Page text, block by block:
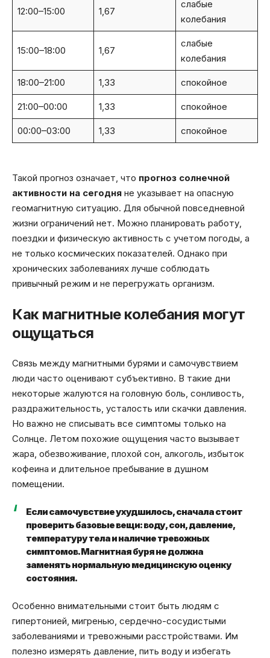
12:00–15:00 1,67
слабые
колебания
15:00–18:00 1,67
слабые
колебания
18:00–21:00 1,33 спокойное
21:00–00:00 1,33 спокойное
00:00–03:00 1,33 спокойное
Такой прогноз означает, что прогноз солнечной
активности на сегодня не указывает на опасную
геомагнитную ситуацию. Для обычной повседневной
жизни ограничений нет. Можно планировать работу,
поездки и физическую активность с учетом погоды, а
не только космических показателей. Однако при
хронических заболеваниях лучше соблюдать
привычный режим и не перегружать организм.
Как магнитные колебания могут
ощущаться
Связь между магнитными бурями и самочувствием
люди часто оценивают субъективно. В такие дни
некоторые жалуются на головную боль, сонливость,
раздражительность, усталость или скачки давления.
Но важно не списывать все симптомы только на
Солнце. Летом похожие ощущения часто вызывает
жара, обезвоживание, плохой сон, алкоголь, избыток
кофеина и длительное пребывание в душном
помещении.
Если самочувствие ухудшилось, сначала стоит
проверить базовые вещи: воду, сон, давление,
температуру тела и наличие тревожных
симптомов. Магнитная буря не должна
заменять нормальную медицинскую оценку
состояния.
Особенно внимательными стоит быть людям с
гипертонией, мигренью, сердечно-сосудистыми
заболеваниями и тревожными расстройствами. Им
полезно измерять давление, пить воду и избегать